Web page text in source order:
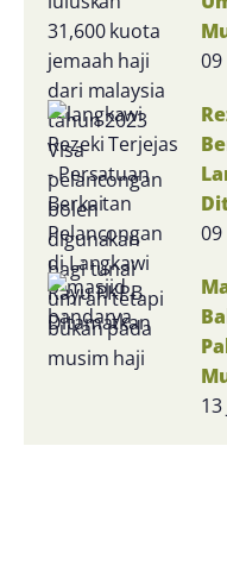
09
13